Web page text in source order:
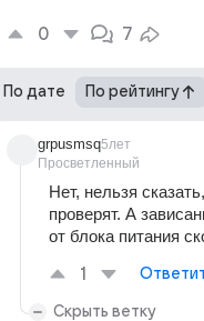
0 7
По дате По рейтингу
grpusmsq
Просветленный
5лет
Нет, нельзя
проверят. А
от блока питания
1
Скрыть ветку